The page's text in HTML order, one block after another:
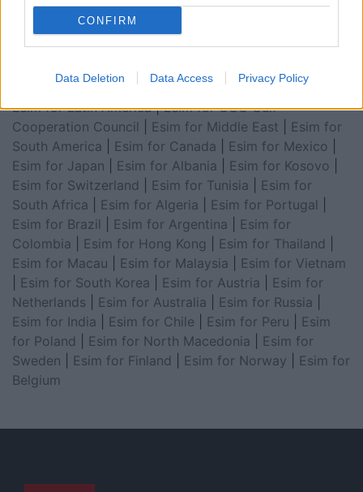
CONFIRM
Data Deletion Data Access Privacy Policy
for Turkey|Esim for Germany|Esim for Greece|Esim
for Asia
Esim for World Cup 2026
Arabia|Esim for Egypt|Esim for United Arab
Esim for Balkans Esim for Morocco
Esim for United Kingdom Esim for Africa
Esim for Latin America|Esim for GCC Gulf
Cooperation Council
Esim for Middle East
Esim for
South America
Esim for Canada Esim for Mexico
Esim for Japan
Esim for Albania Esim for Kosovo
Esim for Switzerland
Esim for Tunisia
Esim for
South Africa
Esim for Algeria Esim for Portugal
Esim for Brazil
Esim for Argentina
Esim for
Colombia
Esim for Hong Kong Esim for Thailand
Esim for Macau
Esim for Malaysia
Esim for Vietnam
Esim for South Korea Esim for Austria
Esim for
Netherlands
Esim for Australia Esim for Russia
Esim for India
Esim for Chile Esim for Peru
Esim
for Poland
Esim for North Macedonia
Esim for
Sweden
Esim for Finland Esim for Norway
Esim for
Belgium